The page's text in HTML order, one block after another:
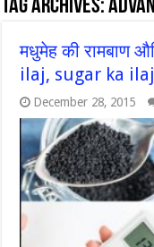
Tag Archives:
मधुमेह की रामबाण
ilaj, sugar ka ilaj
December 28, 2015